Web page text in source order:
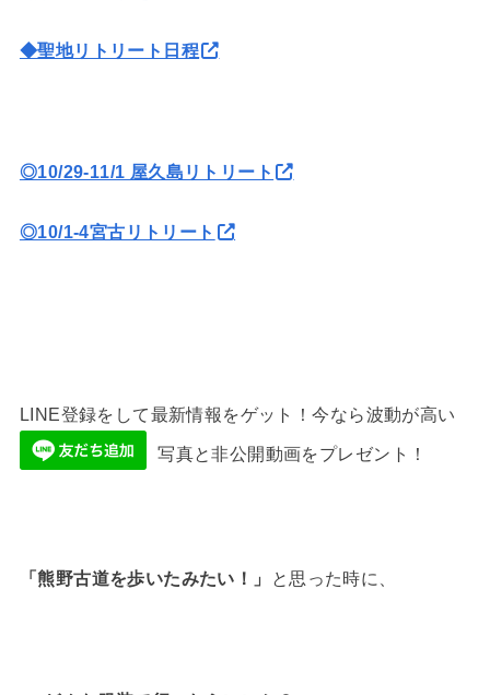
◆聖地リトリート日程
◎10/29-11/1 屋久島リトリート
◎10/1-4宮古リトリート
LINE登録をして最新情報をゲット！今なら波動が高い
写真と非公開動画をプレゼント！
「熊野古道を歩いたみたい！」 と思った時に、